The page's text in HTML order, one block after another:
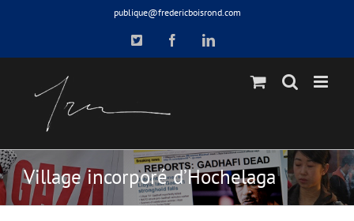
publique@fredericboisrond.com
X FacebookLinkedIn
Village incorporé d’Hochelaga